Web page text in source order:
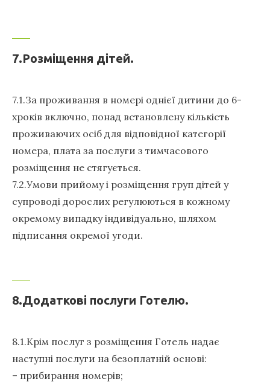
7.Розміщення дітей.
7.1.За проживання в номері однієї дитини до 6-
хроків включно, понад встановлену кількість
проживаючих осіб для відповідної категорії
номера, плата за послуги з тимчасового
розміщення не стягується.
7.2.Умови прийому і розміщення груп дітей у
супроводі дорослих регулюються в кожному
окремому випадку індивідуально, шляхом
підписання окремої угоди.
8.Додаткові послуги Готелю.
8.1.Крім послуг з розміщення Готель надає
наступні послуги на безоплатній основі:
– прибирання номерів;